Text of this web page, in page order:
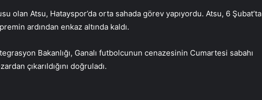
olan Atsu, Hatayspor’da orta sahada görev yapıyordu. Atsu, 6 Şubat’ta
ardından enkaz altında kaldı.
Bakanlığı, Ganalı futbolcunun cenazesinin Cumartesi sabahı
çıkarıldığını doğruladı.